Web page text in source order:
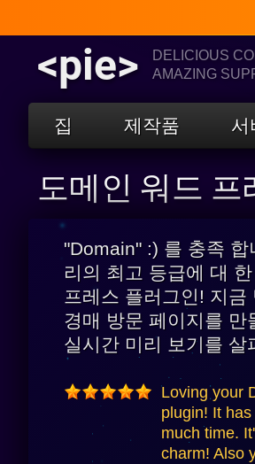
<pie>
DELICIOUS
AMAZING
집 제작품 서
도메인 워드 프
"Domain" :) 를 충족
리의 최고 등급에 대
프레스 플러그인! 지
경매 방문 페이지를 만
실시간 미리 보기를 살
Loving your
plugin! It
much time.
charm! Also